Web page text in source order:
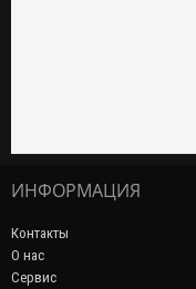
ИНФОРМАЦИЯ
Контакты
О нас
Сервис